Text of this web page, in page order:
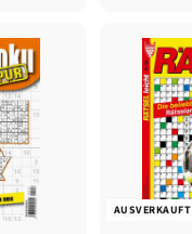
,
1
0
AUSVERKAUFT